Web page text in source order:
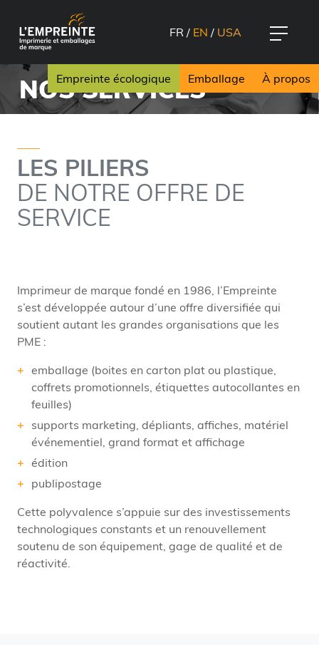
FR/ EN / USA
Empreinte écologique Emballage À propos
NOS SERVICES
LES PILIERS
DE NOTRE OFFRE DE
SERVICE
Imprimeur de marque fondé en 1986, l’Empreinte
s’est développée autour d’une offre diversifiée qui
soutient autant les grandes organisations que les
PME :
emballage (boites en carton plat ou plastique,
coffrets promotionnels, étiquettes autocollantes en
feuilles)
supports marketing, dépliants, affiches, matériel
événementiel, grand format et affichage
édition
publipostage
Cette polyvalence s’appuie sur des investissements
technologiques constants et un renouvellement
soutenu de son équipement, gage de qualité et de
réactivité.